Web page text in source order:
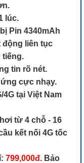
lúc.
Pin 4340mAh
động liên tục
tiếng.
tin rõ nét.
cực nhạy.
tại Việt Nam
từ 4 chỗ - 16
kết nối 4G tốc
799,000đ. Bảo